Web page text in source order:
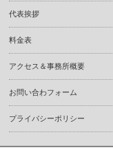
代表挨拶
料金表
アクセス＆事務所概要
お問い合わフォーム
プライバシーポリシー